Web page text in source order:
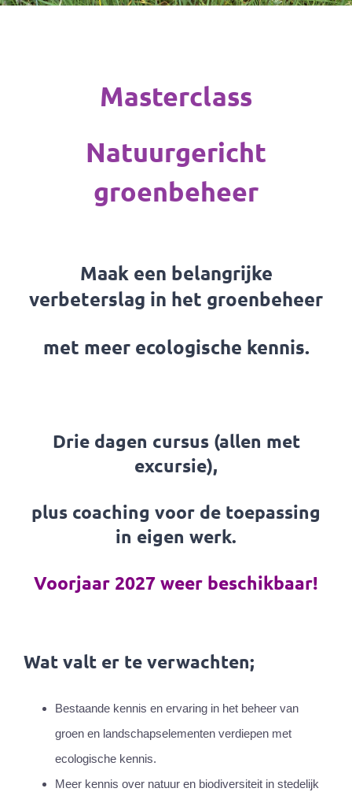
Masterclass
Natuurgericht
groenbeheer
Maak een belangrijke
verbeterslag in het groenbeheer
met meer ecologische kennis.
Drie dagen cursus (allen met
excursie),
plus coaching voor de toepassing
in eigen werk.
Voorjaar 2027 weer beschikbaar!
Wat valt er te verwachten;
Bestaande kennis en ervaring in het beheer van
groen en landschapselementen verdiepen met
ecologische kennis.
Meer kennis over natuur en biodiversiteit in stedelijk